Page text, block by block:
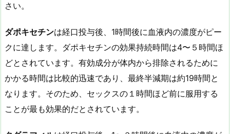
さい。
ダポキセチンは経口投与後、1時間後に血液内の濃度がピー
クに達します。ダポキセチンの効果持続時間は4〜５時間ほ
どとされています。有効成分が体内から排除されるために
かかる時間は比較的迅速であり、最終半減期は約19時間と
なります。そのため、セックスの１時間ほど前に服用する
ことが最も効果的だとされています。